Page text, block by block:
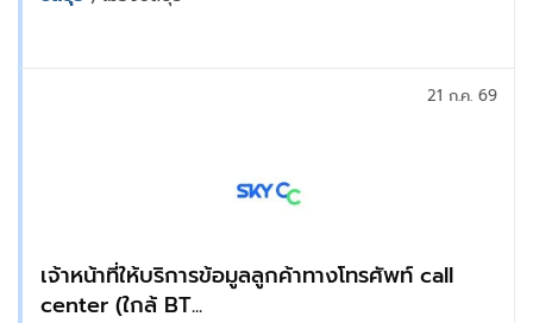
เจ้าหน้าที่ให้บริการข้อมูลลูกค้าทางโทรศัพท์ call
center (ใกล้ BT...
21 ก.ค. 69